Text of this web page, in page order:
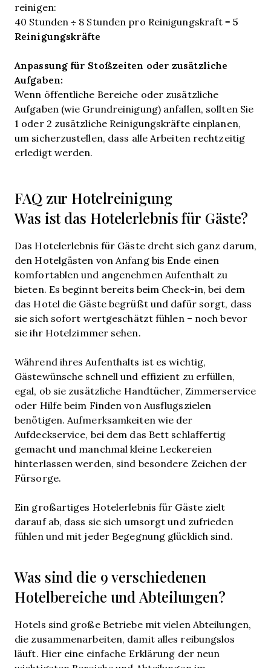
reinigen:
40 Stunden ÷ 8 Stunden pro Reinigungskraft = 5
Reinigungskräfte
Anpassung für Stoßzeiten oder zusätzliche
Aufgaben:
Wenn öffentliche Bereiche oder zusätzliche
Aufgaben (wie Grundreinigung) anfallen, sollten Sie
1 oder 2 zusätzliche Reinigungskräfte einplanen,
um sicherzustellen, dass alle Arbeiten rechtzeitig
erledigt werden.
FAQ zur Hotelreinigung
Was ist das Hotelerlebnis für Gäste?
Das Hotelerlebnis für Gäste dreht sich ganz darum,
den Hotelgästen von Anfang bis Ende einen
komfortablen und angenehmen Aufenthalt zu
bieten. Es beginnt bereits beim Check-in, bei dem
das Hotel die Gäste begrüßt und dafür sorgt, dass
sie sich sofort wertgeschätzt fühlen – noch bevor
sie ihr Hotelzimmer sehen.
Während ihres Aufenthalts ist es wichtig,
Gästewünsche schnell und effizient zu erfüllen,
egal, ob sie zusätzliche Handtücher, Zimmerservice
oder Hilfe beim Finden von Ausflugszielen
benötigen. Aufmerksamkeiten wie der
Aufdeckservice, bei dem das Bett schlaffertig
gemacht und manchmal kleine Leckereien
hinterlassen werden, sind besondere Zeichen der
Fürsorge.
Ein großartiges Hotelerlebnis für Gäste zielt
darauf ab, dass sie sich umsorgt und zufrieden
fühlen und mit jeder Begegnung glücklich sind.
Was sind die 9 verschiedenen
Hotelbereiche und Abteilungen?
Hotels sind große Betriebe mit vielen Abteilungen,
die zusammenarbeiten, damit alles reibungslos
läuft. Hier eine einfache Erklärung der neun